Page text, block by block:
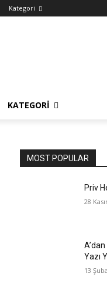
Kategori
KATEGORI
MOST POPULAR
Priv
28
Yazı
13